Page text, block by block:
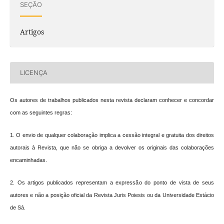
SEÇÃO
Artigos
LICENÇA
Os autores de trabalhos publicados nesta revista declaram conhecer e concordar
com as seguintes regras:
1. O envio de qualquer colaboração implica a cessão integral e gratuita dos direitos
autorais à Revista, que não se obriga a devolver os originais das colaborações
encaminhadas.
2. Os artigos publicados representam a expressão do ponto de vista de seus
autores e não a posição oficial da Revista Juris Poiesis ou da Universidade Estácio
de Sá.